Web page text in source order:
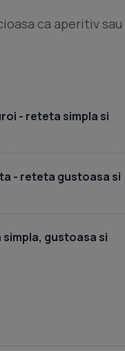
ca aperitiv sau
- reteta simpla si
- reteta gustoasa si
gustoasa si